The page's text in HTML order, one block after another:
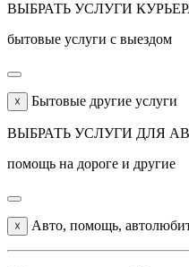
ВЫБРАТЬ УСЛУГИ
бытовые услуги с выездом
☓ Бытовые другие услуги
ВЫБРАТЬ УСЛУГИ ДЛЯ
помощь на дороге и другие
☓ Авто, помощь,